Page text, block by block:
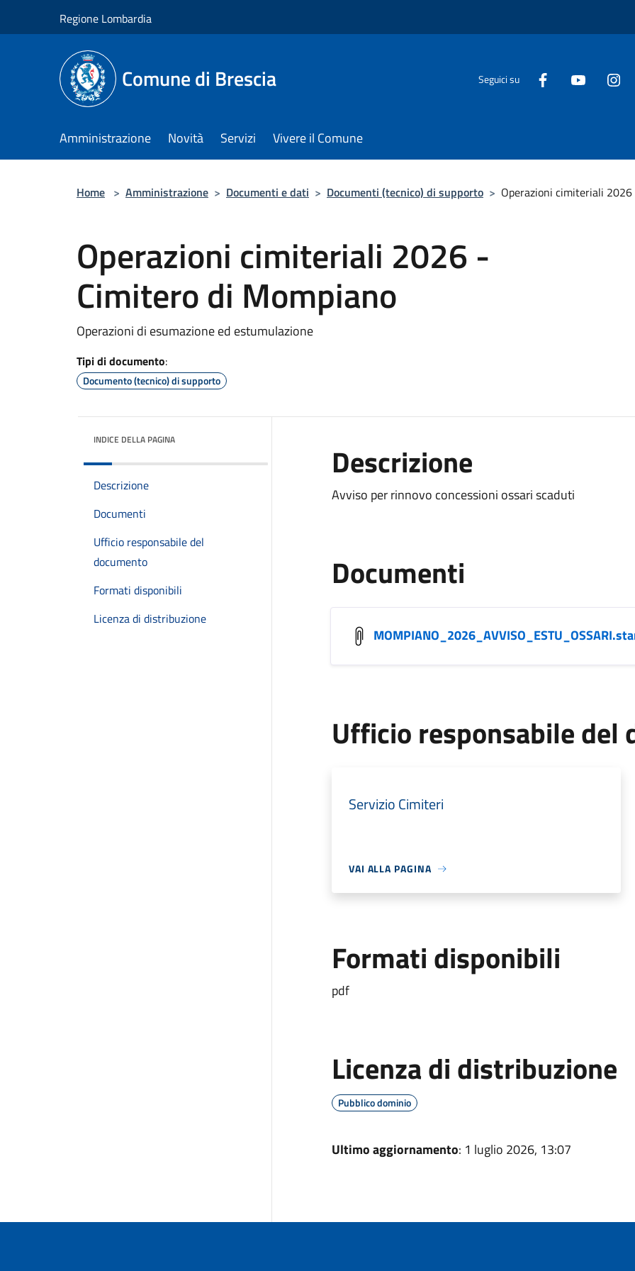
Regione Lombardia
Comune di Brescia Seguici su
Amministrazione Novità Servizi Vivere il Comune
Home > Amministrazione > Documenti e dati > Documenti (tecnico) di supporto > Operazioni cimiteriali
Operazioni cimiteriali 2026 -
Cimitero di Mompiano
Operazioni di esumazione ed estumulazione
Tipi di documento:
Documento (tecnico) di supporto
INDICE DELLA PAGINA
Descrizione
Documenti
Ufficio responsabile del
documento
Formati disponibili
Licenza di distribuzione
Descrizione
Avviso per rinnovo concessioni ossari scaduti
Documenti
Ufficio responsabile del
Servizio Cimiteri
VAI ALLA PAGINA
Formati disponibili
pdf
Licenza di distribuzione
Pubblico dominio
Ultimo aggiornamento: 1 luglio 2026, 13:07